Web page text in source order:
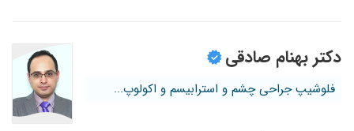
دکتر بهنام صادقی
فلوشیپ جراحی چشم و استرابیسم و اکولوپ...